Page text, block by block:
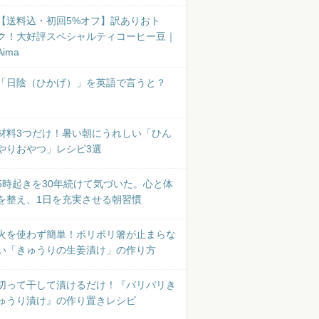
送料込・初回5%オフ】訳ありおト
！大好評スペシャルティコーヒー豆｜
日陰（ひかげ）」を英語で言うと？
料3つだけ！暑い朝にうれしい「ひん
りおやつ」レシピ3選
時起きを30年続けて気づいた。心と体
整え、1日を充実させる朝習慣
を使わず簡単！ポリポリ箸が止まらな
「きゅうりの生姜漬け」の作り方
って干して漬けるだけ！『パリパリき
うり漬け』の作り置きレシピ